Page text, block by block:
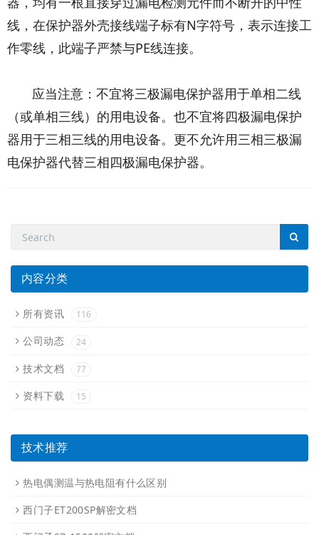
线，在保护器外壳接线端子标有N字符号，表示连接工
作零线，此端子严禁与PE线连接。
应当注意：不宜将三极漏电保护器用于单相二线
（或单相三线）的用电设备。也不宜将四极漏电保护
器用于三相三线的用电设备。更不允许用三相三极漏
电保护器代替三相四极漏电保护器。
内容分类
所有资讯 116
公司动态 24
技术文档 77
资料下载 15
技术推荐
热电偶测温与热电阻有什么区别
西门子ET200SP解密文档